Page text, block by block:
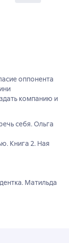
оппонента
компанию и
себя. Ольга
Книга 2. Ная
Матильда